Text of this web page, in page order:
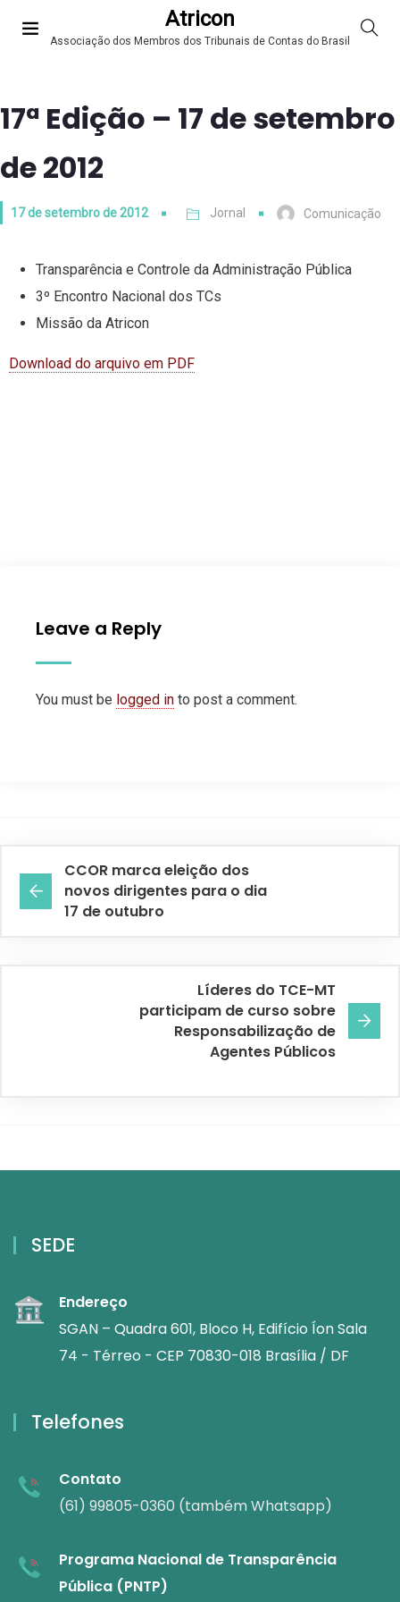
Atricon
Associação dos Membros dos Tribunais de Contas do Brasil
17ª Edição – 17 de setembro
de 2012
17 de setembro de 2012 Jornal Comunicação
Transparência e Controle da Administração Pública
3º Encontro Nacional dos TCs
Missão da Atricon
Download do arquivo em PDF
Leave a Reply
You must be logged in to post a comment.
CCOR marca eleição dos
novos dirigentes para o dia
17 de outubro
Líderes do TCE-MT
participam de curso sobre
Responsabilização de
Agentes Públicos
SEDE
Endereço
SGAN – Quadra 601, Bloco H, Edifício Íon Sala
74 - Térreo - CEP 70830-018 Brasília / DF
Telefones
Contato
(61) 99805-0360 (também Whatsapp)
Programa Nacional de Transparência
Pública (PNTP)